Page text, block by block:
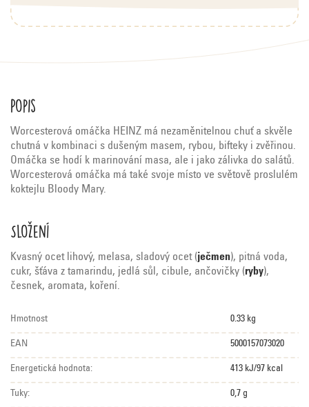
Popis
Worcesterová omáčka HEINZ má nezaměnitelnou chuť a skvěle
chutná v kombinaci s dušeným masem, rybou, bifteky i zvěřinou.
Omáčka se hodí k marinování masa, ale i jako zálivka do salátů.
Worcesterová omáčka má také svoje místo ve světově proslulém
koktejlu Bloody Mary.
Složení
Kvasný ocet lihový, melasa, sladový ocet (ječmen), pitná voda,
cukr, šťáva z tamarindu, jedlá sůl, cibule, ančovičky (ryby),
česnek, aromata, koření.
Hmotnost 0.33 kg
EAN 5000157073020
Energetická hodnota: 413 kJ/97 kcal
Tuky: 0,7 g